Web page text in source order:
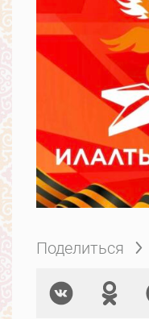
Поделиться